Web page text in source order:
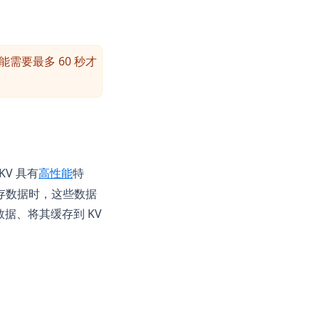
需要最多 60 秒才
具有高性能(opens in a new tab)
特
数据时，这些数据
、将其缓存到 KV